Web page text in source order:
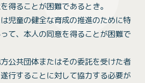
得ることが困難であるとき。
児童の健全な育成の推進のために特
て、本人の同意を得ることが困難で
公共団体またはその委託を受けた者
行することに対して協力する必要が